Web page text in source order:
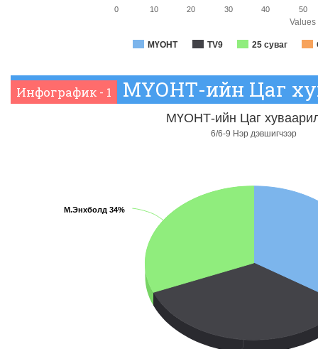
Values
МҮОНТ TV9 25 суваг
0 10 20 30 40 50
Инфографик - 1 МҮОНТ-ийн Цаг
МҮОНТ-ийн Цаг
6/6-9 Нэр дэвшигчээр
М.Энхболд 34%